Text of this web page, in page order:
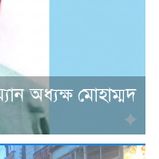
অধ্যক্ষ মোহাম্মদ